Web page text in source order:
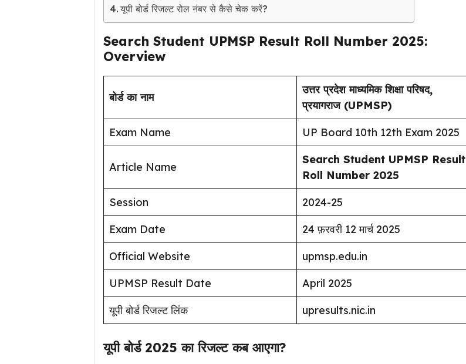
यूपी बोर्ड रिजल्ट रोल नंबर से कैसे चेक करें?
Search Student UPMSP Result Roll Number 2025:
Overview
बोर्ड का नाम
उत्तर प्रदेश माध्यमिक शिक्षा परिषद,
प्रयागराज (UPMSP)
Exam Name
UP Board 10th 12th Exam 2025
Article Name
Search Student UPMSP Result
Roll Number 2025
Session
2024-25
Exam Date
24 फ़रवरी 12 मार्च 2025
Official Website
upmsp.edu.in
UPMSP Result Date
April 2025
यूपी बोर्ड रिजल्ट लिंक
upresults.nic.in
यूपी बोर्ड 2025 का रिजल्ट कब आएगा?